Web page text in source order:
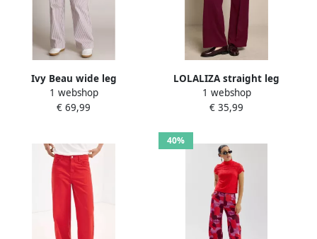
Ivy Beau wide leg
gestreepte jeans rozerood
1 webshop
€ 69,99
LOLALIZA straight leg
broek donkerrood
1 webshop
€ 35,99
40%